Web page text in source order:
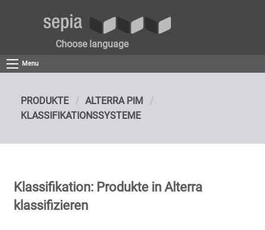
Choose language
Menu
PRODUKTE
ALTERRA PIM
KLASSIFIKATIONSSYSTEME
Klassifikation: Produkte in Alterra
klassifizieren